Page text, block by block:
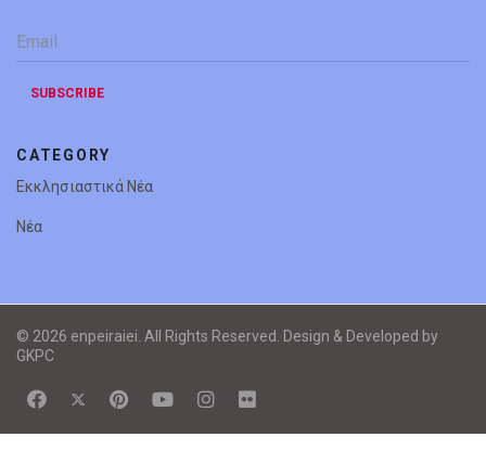
Email
*
SUBSCRIBE
CATEGORY
Εκκλησιαστικά Νέα
Νέα
© 2026 enpeiraiei. All Rights Reserved. Design & Developed by
GKPC